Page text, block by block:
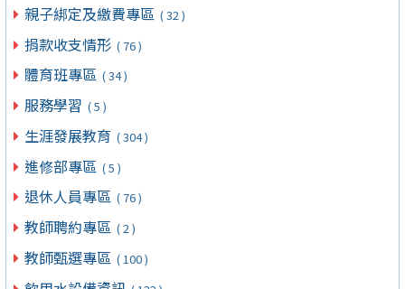
親子綁定及繳費專區 ( 32 )
捐款收支情形 ( 76 )
體育班專區 ( 34 )
服務學習 ( 5 )
生涯發展教育 ( 304 )
進修部專區 ( 5 )
退休人員專區 ( 76 )
教師聘約專區 ( 2 )
教師甄選專區 ( 100 )